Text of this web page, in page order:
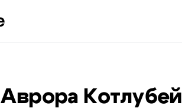
Аврора Котлубей